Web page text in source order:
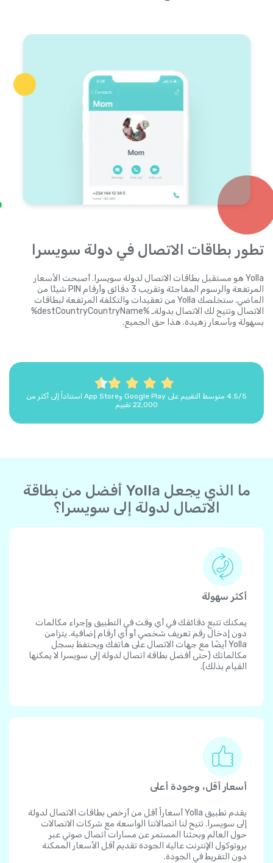
تطور بطاقات الاتصال في دولة سويسرا
Yolla هو مستقبل بطاقات الاتصال لدولة سويسرا. أصبحت الأسعار
المرتفعة والرسوم المفاجئة وتقريب 3 دقائق وأرقام PIN شيئًا من
الماضي. ستخلصك Yolla من تعقيدات والتكلفة المرتفعة لبطاقات
الاتصال وتتيح لك الاتصال بدولةـ %destCountryCountryName%
بسهولة وبأسعار زهيدة. هذا حق الجميع.
4.5/5 متوسط التقييم على Google Play وApp Store استناداً إلى أكثر من
22,000 تقييم
ما الذي يجعل Yolla أفضل من بطاقة
الاتصال لدولة إلى سويسرا؟
أكثر سهولة
يمكنك تتبع دقائقك في أي وقت في التطبيق وإجراء مكالمات
دون إدخال رقم تعريف شخصي أو أي أرقام إضافية. يتزامن
Yolla أيضًا مع جهات الاتصال على هاتفك ويحتفظ بسجل
مكالماتك (حتى أفضل بطاقة اتصال لدولة إلى سويسرا لا يمكنها
القيام بذلك).
أسعار أقل، وجودة أعلى
يقدم تطبيق Yolla أسعاراً أقل من أرخص بطاقات الاتصال لدولة
إلى سويسرا. تتيح لنا اتصالاتنا الواسعة مع شركات الاتصالات
حول العالم وبحثنا المستمر عن مسارات اتصال صوتي عبر
بروتوكول الإنترنت عالية الجودة تقديم أقل الأسعار الممكنة
دون التفريط في الجودة.